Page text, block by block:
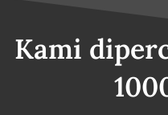
Kami